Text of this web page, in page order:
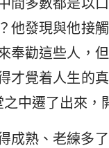
間多數都是以
他發現與他接
奉勸這些人，
才覺着人生的
中遷了出來，
成熟、老練多